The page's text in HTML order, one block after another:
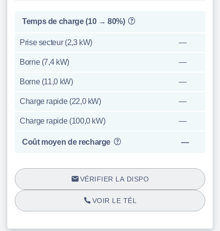
Temps de charge (10 → 80%)
Prise secteur (2,3 kW) —
Borne (7,4 kW) —
Borne (11,0 kW) —
Charge rapide (22,0 kW) —
Charge rapide (100,0 kW) —
Coût moyen de recharge —
VÉRIFIER LA DISPO
VOIR LE TÉL